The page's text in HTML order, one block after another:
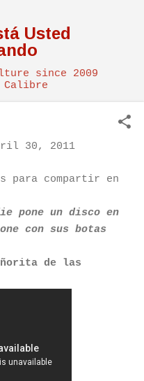
Usted
since 2009
30, 2011
para compartir en
pone un disco en
con sus botas
de las